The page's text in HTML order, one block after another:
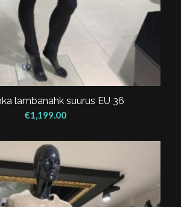
lambanahk suurus EU 36
€1,199.00